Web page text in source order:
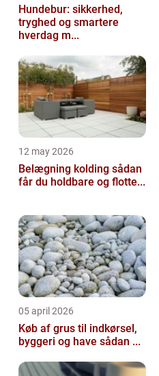
Hundebur: sikkerhed,
tryghed og smartere
hverdag m...
12 may 2026
Belægning kolding sådan
får du holdbare og flotte...
05 april 2026
Køb af grus til indkørsel,
byggeri og have sådan ...